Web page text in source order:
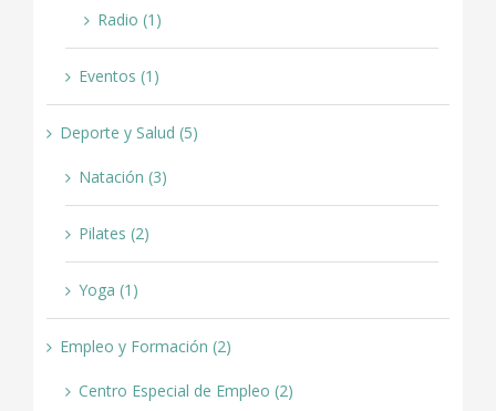
Radio (1)
Eventos (1)
Deporte y Salud (5)
Natación (3)
Pilates (2)
Yoga (1)
Empleo y Formación (2)
Centro Especial de Empleo (2)